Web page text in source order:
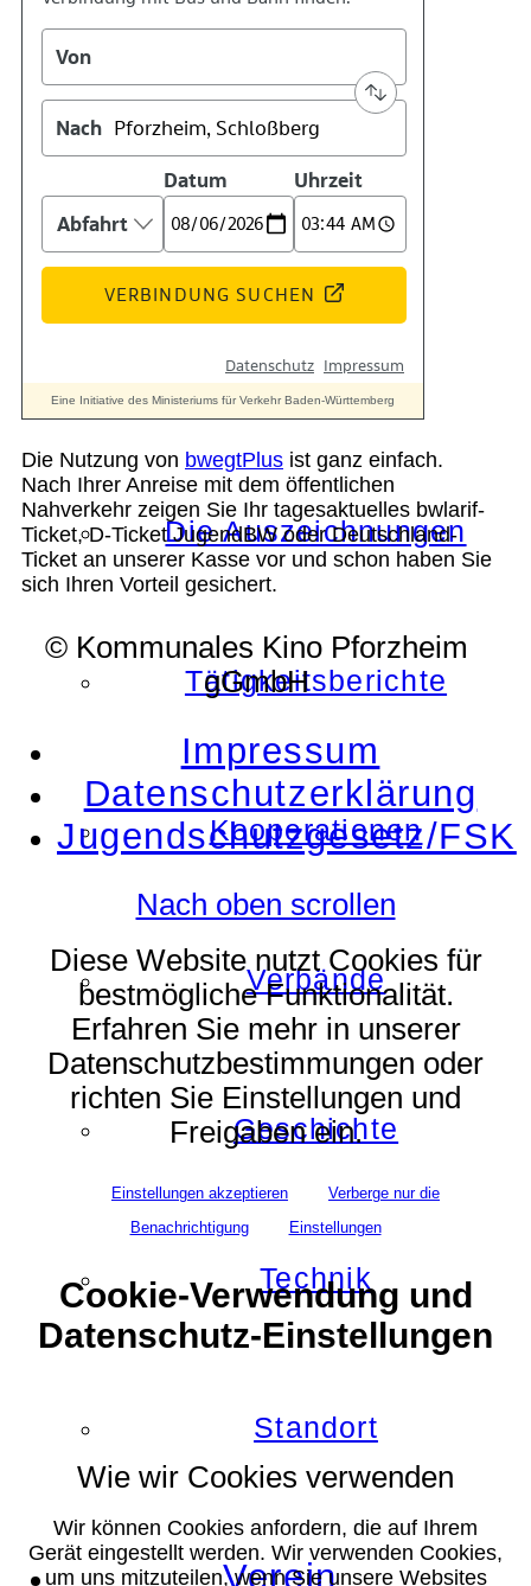
Kontakt
Kino
Das Team
Die Auszeichnungen
Tätigkeitsberichte
Kooperationen
Verbände
Geschichte
Technik
Standort
Verein
Die Nutzung von bwegtPlus ist ganz einfach.
Nach Ihrer Anreise mit dem öffentlichen
Nahverkehr zeigen Sie Ihr tagesaktuelles bwlarif-
Ticket, D-Ticket JugendBW oder Deutschland-
Ticket an unserer Kasse vor und schon haben Sie
sich Ihren Vorteil gesichert.
© Kommunales Kino Pforzheim
gGmbH
Impressum
Datenschutzerklärung
Jugendschutzgesetz/FSK
Nach oben scrollen
Diese Website nutzt Cookies für
bestmögliche Funktionalität.
Erfahren Sie mehr in unserer
Datenschutzbestimmungen oder
richten Sie Einstellungen und
Freigaben ein.
Einstellungen akzeptieren
Verberge nur die
Benachrichtigung
Einstellungen
Cookie-Verwendung und
Datenschutz-Einstellungen
Wie wir Cookies verwenden
Wir können Cookies anfordern, die auf Ihrem
Gerät eingestellt werden. Wir verwenden Cookies,
um uns mitzuteilen, wenn Sie unsere Websites